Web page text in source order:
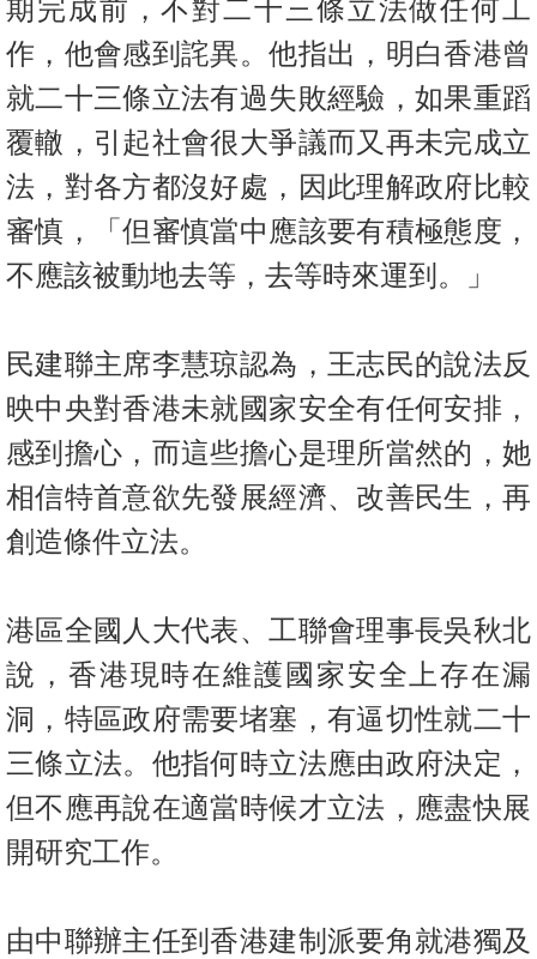
期完成前，不對二十三條立法做任何工
作，他會感到詫異。他指出，明白香港曾
就二十三條立法有過失敗經驗，如果重蹈
覆轍，引起社會很大爭議而又再未完成立
法，對各方都沒好處，因此理解政府比較
審慎，「但審慎當中應該要有積極態度，
不應該被動地去等，去等時來運到。」
民建聯主席李慧琼認為，王志民的說法反
映中央對香港未就國家安全有任何安排，
感到擔心，而這些擔心是理所當然的，她
相信特首意欲先發展經濟、改善民生，再
創造條件立法。
港區全國人大代表、工聯會理事長吳秋北
說，香港現時在維護國家安全上存在漏
洞，特區政府需要堵塞，有逼切性就二十
三條立法。他指何時立法應由政府決定，
但不應再說在適當時候才立法，應盡快展
開研究工作。
由中聯辦主任到香港建制派要角就港獨及